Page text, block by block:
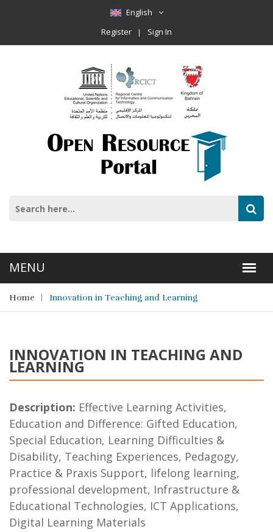
English
Register
Sign In
Home Innovation in Teaching and Learning
INNOVATION IN TEACHING AND
LEARNING
Description: Effective Learning Activities,
Education and Difference: Gifted Education,
Special Education, Learning Difficulties &
Disability, Teaching Experiences, Pedagogy,
Practice & Praxis Support, lifelong learning,
professional development, Infrastructure &
Educational Technologies, ICT Applications,
Digital Learning Materials